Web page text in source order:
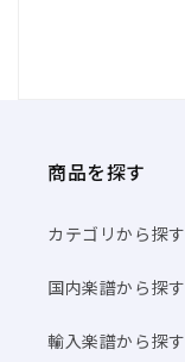
商品を探す
カテゴリから探す
国内楽譜から探す
輸入楽譜から探す